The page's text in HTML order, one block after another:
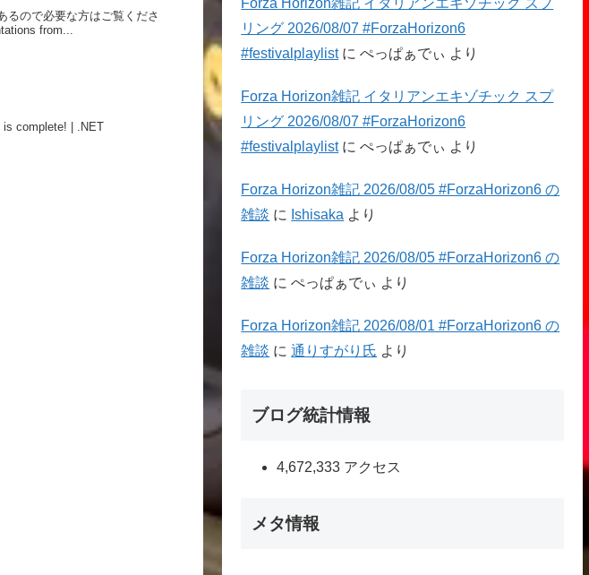
るので必要な方はご覧くださ
from...
complete! | .NET
Forza Horizon雑記 イタリアンエキゾチック スプ
リング 2026/08/07 #ForzaHorizon6
#festivalplaylistにぺっぱぁでぃ より
Forza Horizon雑記 イタリアンエキゾチック スプ
リング 2026/08/07 #ForzaHorizon6
#festivalplaylistにぺっぱぁでぃ より
Forza Horizon雑記 2026/08/05 #ForzaHorizon6 の
雑談 に Ishisaka より
Forza Horizon雑記 2026/08/05 #ForzaHorizon6 の
雑談 にぺっぱぁでぃ より
Forza Horizon雑記 2026/08/01 #ForzaHorizon6 の
雑談 に通りすがり氏 より
ブログ統計情報
4,672,333 アクセス
メタ情報